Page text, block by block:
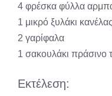
4 φρέσκα φύλλα
1 μικρό ξυλάκι κανέλας
2 γαρίφαλα
1 σακουλάκι πράσινο
Εκτέλεση: